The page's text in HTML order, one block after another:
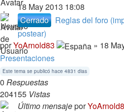
18 May 2013 18:08
Cerrado
Reglas del foro
postear)
porYoArnold83
» 18
Presentaciones
Este tema se publicó hace 4831 dias
0 Respuestas
204155 Vistas
Último mensajepor